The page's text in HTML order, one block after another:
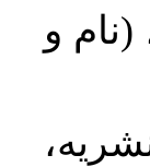
و